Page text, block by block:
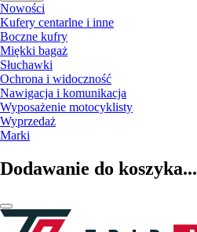
Nowości
Kufery centarlne i inne
Boczne kufry
Miękki bagaż
Słuchawki
Ochrona i widoczność
Nawigacja i komunikacja
Wyposażenie motocyklisty
Wyprzedaż
Marki
Dodawanie do koszyka...